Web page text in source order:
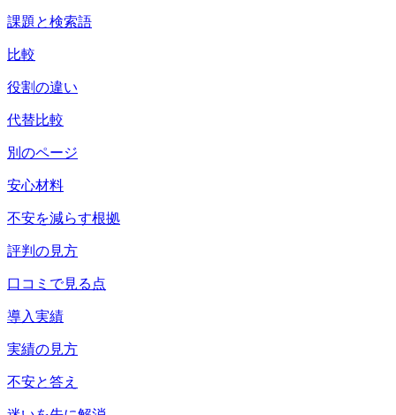
課題と検索語
比較
役割の違い
代替比較
別のページ
安心材料
不安を減らす根拠
評判の見方
口コミで見る点
導入実績
実績の見方
不安と答え